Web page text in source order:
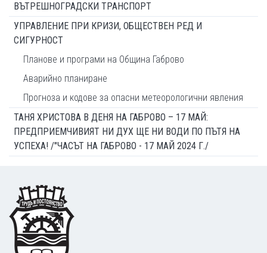
ВЪТРЕШНОГРАДСКИ ТРАНСПОРТ
УПРАВЛЕНИЕ ПРИ КРИЗИ, ОБЩЕСТВЕН РЕД И
СИГУРНОСТ
Планове и програми на Община Габрово
Аварийно планиране
Прогноза и кодове за опасни метеорологични явления
ТАНЯ ХРИСТОВА В ДЕНЯ НА ГАБРОВО – 17 МАЙ:
ПРЕДПРИЕМЧИВИЯТ НИ ДУХ ЩЕ НИ ВОДИ ПО ПЪТЯ НА
УСПЕХА! /"ЧАСЪТ НА ГАБРОВО - 17 МАЙ 2024 Г./
Footer